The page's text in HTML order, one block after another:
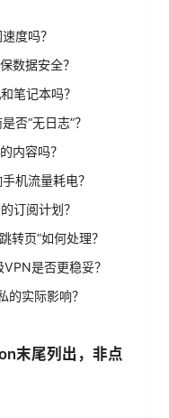
度吗？
数据安全？
笔记本吗？
否“无日志”？
内容吗？
机流量耗电？
订阅计划？
转页”如何处理？
是否更稳妥？
的实际影响？
末尾列出，非点